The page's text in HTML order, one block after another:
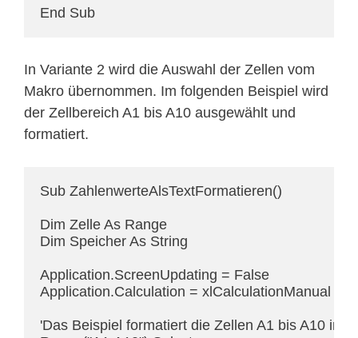
End Sub
In Variante 2 wird die Auswahl der Zellen vom
Makro übernommen. Im folgenden Beispiel wird
der Zellbereich A1 bis A10 ausgewählt und
formatiert.
Sub ZahlenwerteAlsTextFormatieren()
Dim Zelle As Range
Dim Speicher As String
Application.ScreenUpdating = False
Application.Calculation = xlCalculationManual
'Das Beispiel formatiert die Zellen A1 bis A10 ins